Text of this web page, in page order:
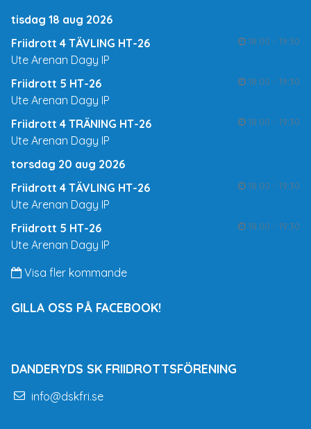
tisdag 18 aug 2026
Friidrott 4 TÄVLING HT-26
18:00 - 19:30
Ute Arenan Dagy IP
Friidrott 5 HT-26
18:00 - 19:30
Ute Arenan Dagy IP
Friidrott 4 TRÄNING HT-26
18:00 - 19:30
Ute Arenan Dagy IP
torsdag 20 aug 2026
Friidrott 4 TÄVLING HT-26
18:00 - 19:30
Ute Arenan Dagy IP
Friidrott 5 HT-26
18:00 - 19:30
Ute Arenan Dagy IP
Visa fler kommande
GILLA OSS PÅ FACEBOOK!
DANDERYDS SK FRIIDROTTSFÖRENING
info@dskfri.se